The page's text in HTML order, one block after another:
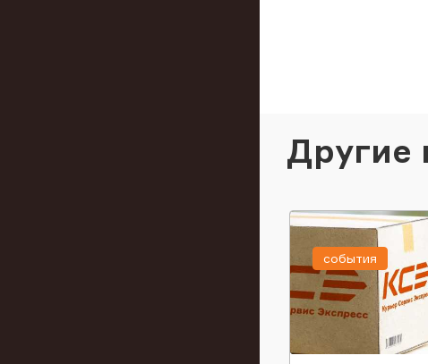
Другие
события